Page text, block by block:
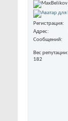
Регистрация
Адрес
Сообщений
Вес репутации
182